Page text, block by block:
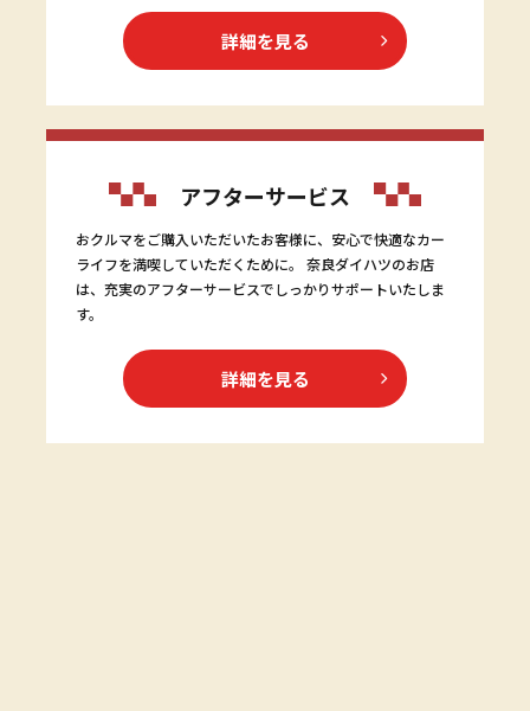
詳細を見る
アフターサービス
おクルマをご購入いただいたお客様に、安心で快適なカー
ライフを満喫していただくために。 奈良ダイハツのお店
は、充実のアフターサービスでしっかりサポートいたしま
す。
詳細を見る